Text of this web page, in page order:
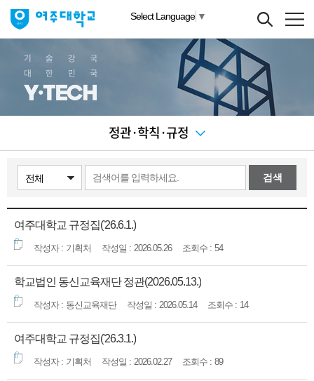
Select Language ▼
정관·학칙·규정
검색
여주대학교 규정집('26.6.1.)
기획처 2026.05.26 54
학교법인 동신교육재단 정관(2026.05.13.)
동신교육재단 2026.05.14 14
여주대학교 규정집('26.3.1.)
기획처 2026.02.27 89